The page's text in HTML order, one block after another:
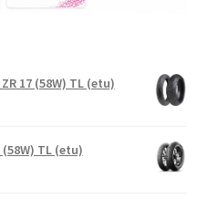
17 (58W) TL (etu)
(58W) TL (etu)